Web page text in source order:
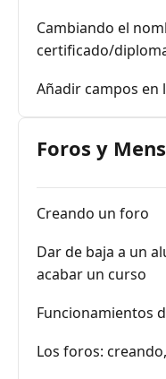
Cambiando el
certificado/
Añadir campos
Foros y
Creando un foro
Dar de baja a un
acabar un curso
Funcionamientos
Los foros: